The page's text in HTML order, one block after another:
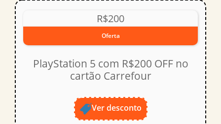
R$200
Oferta
PlayStation 5 com R$200 OFF no
cartão Carrefour
Ver desconto